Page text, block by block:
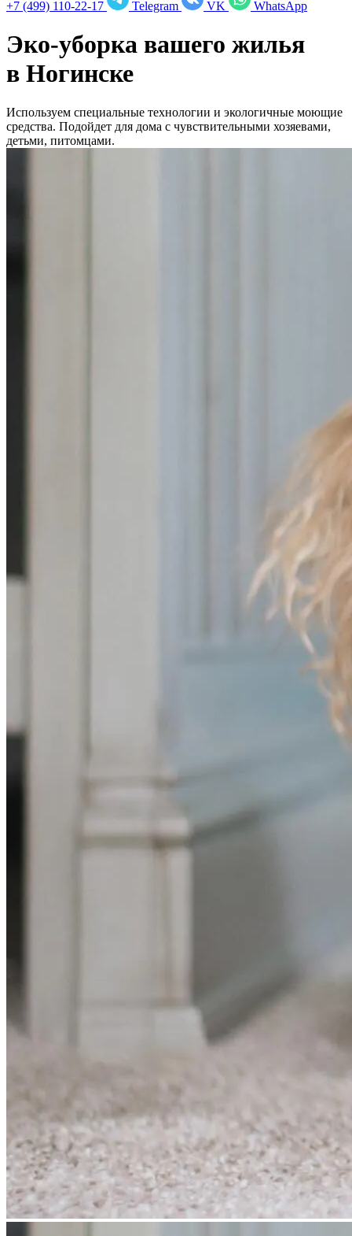
+7 (499) 110-22-17 Telegram VK WhatsApp
Эко-уборка вашего жилья
в Ногинске
Используем специальные технологии и экологичные моющие
средства. Подойдет для дома с чувствительными хозяевами,
детьми, питомцами.